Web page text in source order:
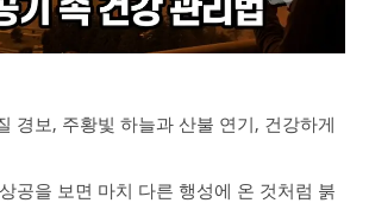
경보, 주황빛 하늘과 산불 연기, 건강하게
공을 보면 마치 다른 행성에 온 것처럼 붉